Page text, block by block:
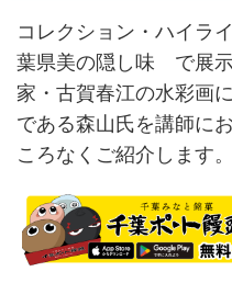
コレクション・ハイラ
葉県美の隠し味 で展
家・古賀春江の水彩画
である森山氏を講師に
ころなくご紹介します。